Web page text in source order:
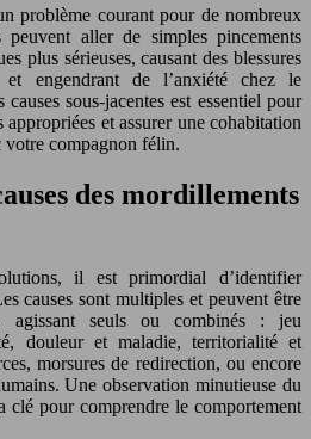
problème courant pour de nombreux
peuvent aller de simples pincements
plus sérieuses, causant des blessures
et engendrant de l’anxiété chez le
sous-jacentes est essentiel pour
et assurer une cohabitation
votre compagnon félin.
des mordillements
il est primordial d’identifier
causes sont multiples et peuvent être
agissant seuls ou combinés : jeu
douleur et maladie, territorialité et
morsures de redirection, ou encore
Une observation minutieuse du
clé pour comprendre le comportement